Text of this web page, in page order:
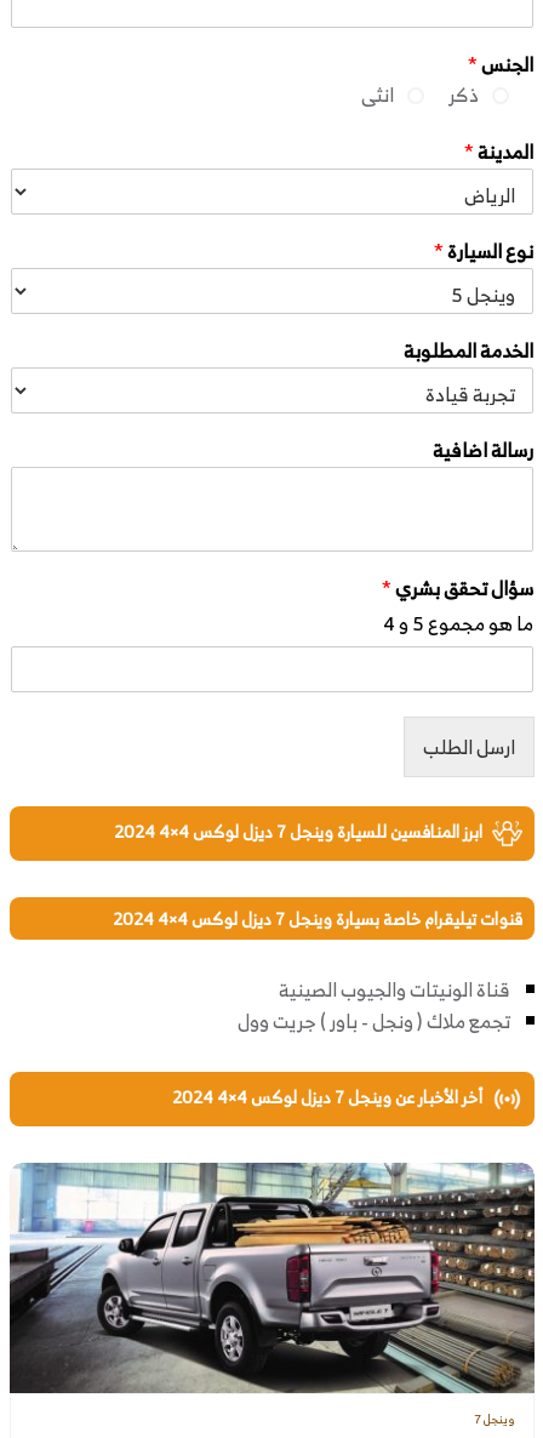
الجنس*
ذكر
انثى
المدينة*
نوع السيارة*
الخدمة المطلوبة
رسالة اضافية
سؤال تحقق بشري*
ما هو مجموع 5 و 4
ارسل الطلب
ابرز المنافسين للسيارة وينجل 7 ديزل لوكس 4×4 2024
قنوات تيليقرام خاصة بسيارة وينجل 7 ديزل لوكس 4×4 2024
قناة الونيتات والجيوب الصينية
تجمع ملاك ( ونجل - باور ) جريت وول
أخر الأخبار عن وينجل 7 ديزل لوكس 4×4 2024
وينجل 7